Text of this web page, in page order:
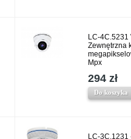
LC-4C.5231
Zewnętrzna
Mpx
294 zł
Do koszyka
LC-3C.1231